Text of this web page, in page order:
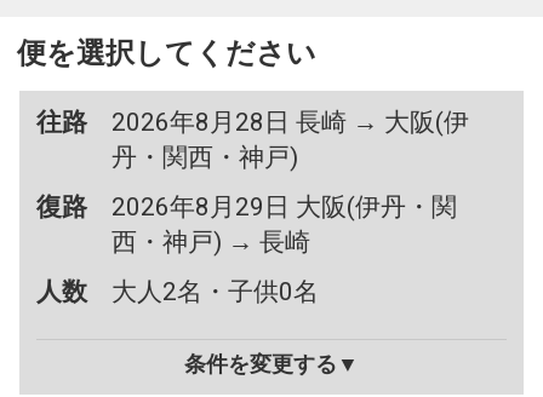
便を選択してください
往路
2026年8月28日 長崎 → 大阪(伊
丹・関西・神戸)
復路
2026年8月29日 大阪(伊丹・関
西・神戸) → 長崎
人数
大人2名・子供0名
条件を変更する▼